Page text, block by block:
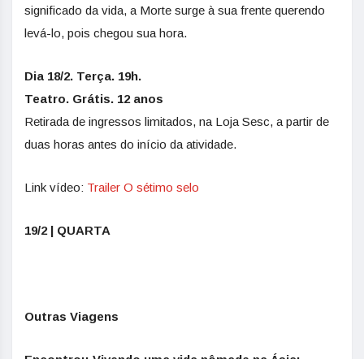
significado da vida, a Morte surge à sua frente querendo
levá-lo, pois chegou sua hora.
Dia 18/2. Terça. 19h.
Teatro. Grátis. 12 anos
Retirada de ingressos limitados, na Loja Sesc, a partir de
duas horas antes do início da atividade.
Link vídeo: Trailer O sétimo selo
19/2 | QUARTA
Outras Viagens